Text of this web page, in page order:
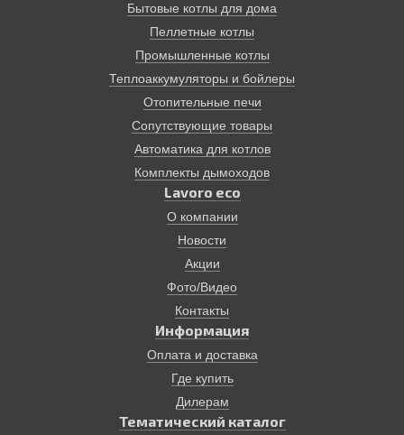
Бытовые котлы для дома
Пеллетные котлы
Промышленные котлы
Теплоаккумуляторы и бойлеры
Отопительные печи
Сопутствующие товары
Автоматика для котлов
Комплекты дымоходов
Lavoro eco
О компании
Новости
Акции
Фото/Видео
Контакты
Информация
Оплата и доставка
Где купить
Дилерам
Тематический каталог